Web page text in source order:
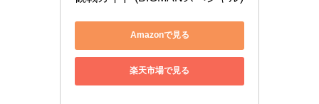
Amazonで見る
楽天市場で見る